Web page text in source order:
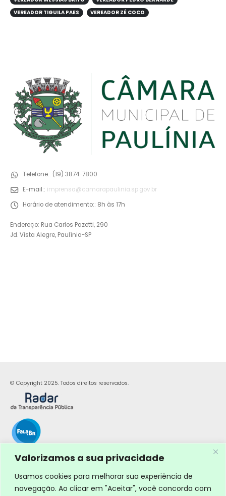
Valorizamos a sua privacidade
Usamos cookies para melhorar sua experiência de
navegação. Ao clicar em "Aceitar", você concorda com
VEREADOR TIGUILA PAES
VEREADOR ZÉ COCO
Telefone:: (19) 3874-7800
E-mail:: imprensa@camarapaulinia.sp.gov.br
Horário de atendimento:: 8h às 17h
Endereço: Rua Carlos Pazetti, 290
Jd. Vista Alegre, Paulínia-SP
© Copyright 2025. Todos direitos reservados.